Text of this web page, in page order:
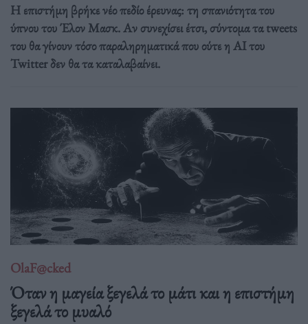
Η επιστήμη βρήκε νέο πεδίο έρευνας: τη σπανιότητα του
ύπνου του Έλον Μασκ. Αν συνεχίσει έτσι, σύντομα τα tweets
του θα γίνουν τόσο παραληρηματικά που ούτε η AI του
Twitter δεν θα τα καταλαβαίνει.
OlaF@cked
Όταν η μαγεία ξεγελά το μάτι και η επιστήμη
ξεγελά το μυαλό